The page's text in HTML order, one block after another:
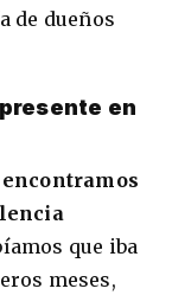
de dueños
en
que iba
meses,